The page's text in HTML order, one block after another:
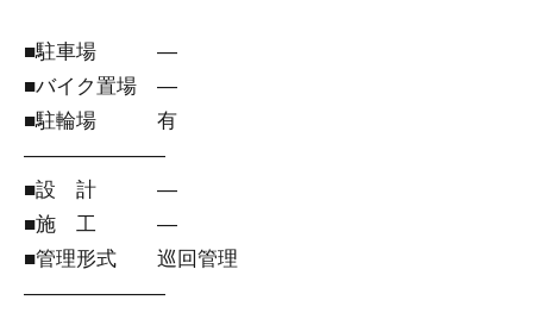
■駐車場 ―
■バイク置場 ―
■駐輪場 有
―――――――
■設 計 ―
■施 工 ―
■管理形式 巡回管理
―――――――